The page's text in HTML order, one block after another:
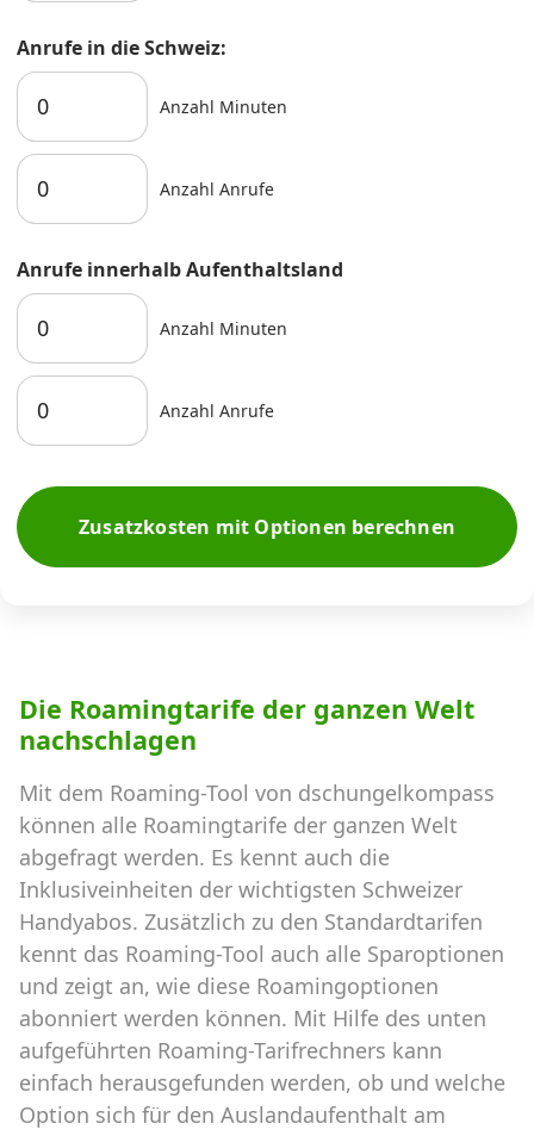
Anrufe in die Schweiz:
Anzahl Minuten
Anzahl Anrufe
Anrufe innerhalb Aufenthaltsland
Anzahl Minuten
Anzahl Anrufe
Zusatzkosten mit Optionen berechnen
Die Roamingtarife der ganzen Welt
nachschlagen
Mit dem Roaming-Tool von dschungelkompass
können alle Roamingtarife der ganzen Welt
abgefragt werden. Es kennt auch die
Inklusiveinheiten der wichtigsten Schweizer
Handyabos. Zusätzlich zu den Standardtarifen
kennt das Roaming-Tool auch alle Sparoptionen
und zeigt an, wie diese Roamingoptionen
abonniert werden können. Mit Hilfe des unten
aufgeführten Roaming-Tarifrechners kann
einfach herausgefunden werden, ob und welche
Option sich für den Auslandaufenthalt am